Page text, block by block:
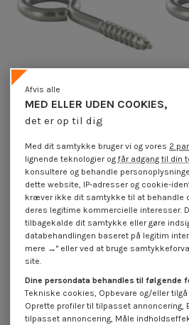
øje skrue Træ 3,5X20 Gevind 12
stål A2
4,25 €inkl. moms
MED ELLER UDEN COOKIES,
det er op til dig
Afvis alle
Med dit samtykke bruger vi og vores 2
lignende teknologier ogfår adgang til din
konsultere og behandle
dette website, IP-adresser og cookie-
kræver ikke dit samtykke til at behandle
deres legitime kommercielle interesser.
tilbagekalde dit samtykke eller gøre
databehandlingen baseret på legitim
mere →" eller ved at bruge
site.
Dine persondata behandles til følgende
Tekniske cookies, Opbevare og/eller
Oprette profiler til tilpasset annoncering,
tilpasset annoncering, Måle